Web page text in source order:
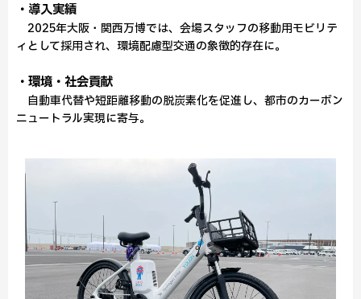
・導入実績
2025年大阪・関西万博では、会場スタッフの移動用モビリテ
ィとして採用され、環境配慮型交通の象徴的存在に。
・環境・社会貢献
自動車代替や短距離移動の脱炭素化を促進し、都市のカーボン
ニュートラル実現に寄与。